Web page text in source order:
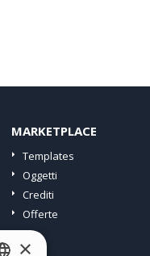
MARKETPLACE
Templates
Oggetti
Crediti
Offerte
×